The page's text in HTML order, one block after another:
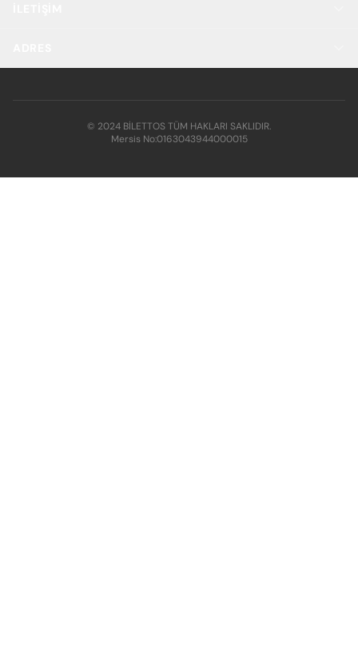
© 2024 BİLETTOS TÜM HAKLARI SAKLIDIR.
Mersis No:0163043944000015